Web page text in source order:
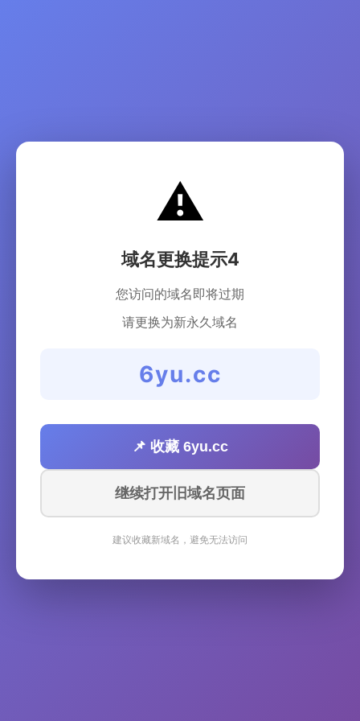
⚠️
域名更换提示4
您访问的域名即将过期
请更换为新永久域名
6yu.cc
📌 收藏 6yu.cc
继续打开旧域名页面
建议收藏新域名，避免无法访问